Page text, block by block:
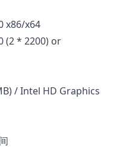
x86/x64
(2 * 2200) or
/ Intel HD Graphics